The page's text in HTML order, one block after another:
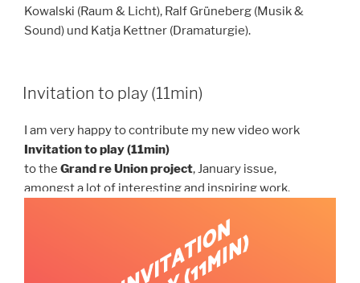
Kowalski (Raum & Licht), Ralf Grüneberg (Musik &
Sound) und Katja Kettner (Dramaturgie).
Invitation to play (11min)
I am very happy to contribute my new video work
Invitation to play (11min)
to the Grand re Union project, January issue,
amongst a lot of interesting and inspiring work.